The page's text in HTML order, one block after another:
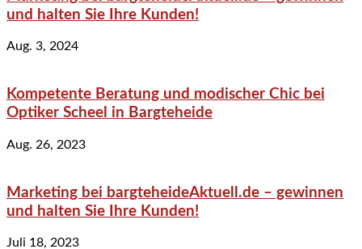
und halten Sie Ihre Kunden!
Aug. 3, 2024
Kompetente Beratung und modischer Chic bei
Optiker Scheel in Bargteheide
Aug. 26, 2023
Marketing bei bargteheideAktuell.de – gewinnen
und halten Sie Ihre Kunden!
Juli 18, 2023